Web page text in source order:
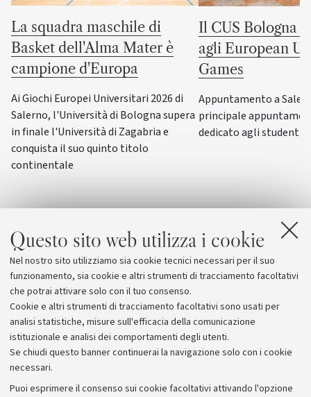
Questo sito web utilizza i cookie
Nel nostro sito utilizziamo sia cookie tecnici necessari per il suo
funzionamento, sia cookie e altri strumenti di tracciamento facoltativi
che potrai attivare solo con il tuo consenso.
Cookie e altri strumenti di tracciamento facoltativi sono usati per
analisi statistiche, misure sull'efficacia della comunicazione
istituzionale e analisi dei comportamenti degli utenti.
Se chiudi questo banner continuerai la navigazione solo con i cookie
necessari.
Puoi esprimere il consenso sui cookie facoltativi attivando l'opzione
La squadra maschile di
Basket dell'Alma Mater è
campione d'Europa
Ai Giochi Europei Universitari 2026 di
Salerno, l'Università di Bologna supera
in finale l'Università di Zagabria e
conquista il suo quinto titolo
continentale
Il CUS Bologna
agli European
Games
Appuntamento a
principale
dedicato agli
Archivio